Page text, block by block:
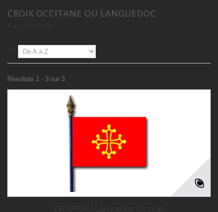
CROIX OCCITANE OU LANGUEDOC
Résultats 1 - 3 sur 3.